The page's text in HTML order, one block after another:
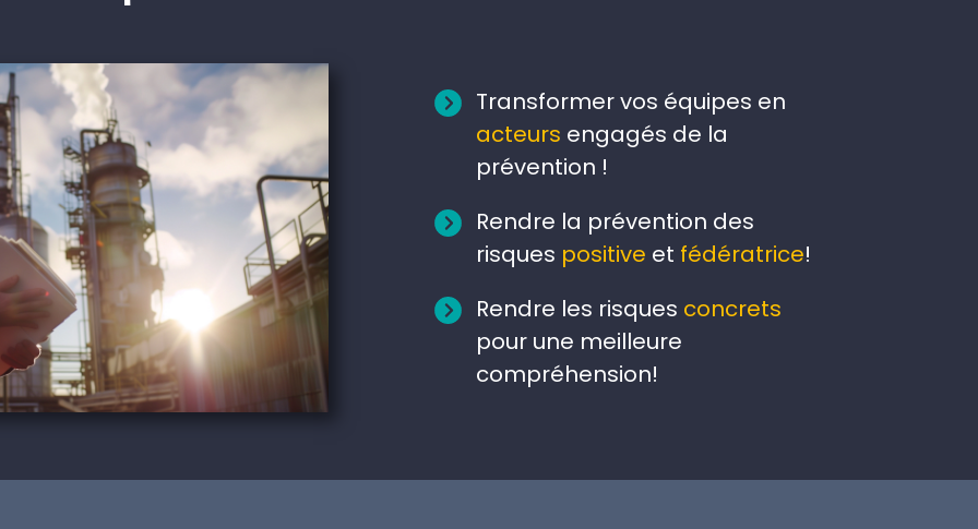
Transformer vos équipes en
acteurs engagés de la
prévention !
Rendre la prévention des
risques positive et fédératrice!
Rendre les risques concrets
pour une meilleure
compréhension!